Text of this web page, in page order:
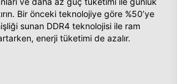
Bir önceki teknolojiye göre %50’ye
sunan DDR4 teknolojisi ile ram
enerji tüketimi de azalır.